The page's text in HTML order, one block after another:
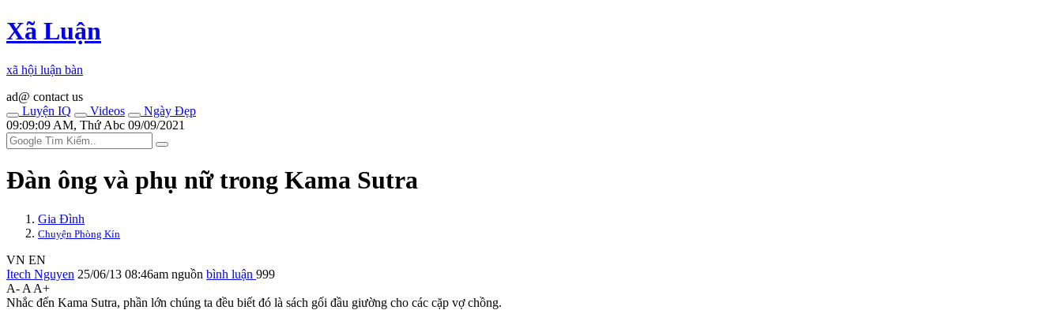
Xã Luận
xã hội luận bàn
ad@ contact us
Luyện IQ
Videos
Ngày Đẹp
09:09:09 AM, Thứ Abc 09/09/2021
Đàn ông và phụ nữ trong Kama Sutra
Gia Đình
Chuyện Phòng Kín
VN EN
Itech Nguyen 25/06/13 08:46am nguồn bình luận 999
A- A A+
Nhắc đến Kama Sutra, phần lớn chúng ta đều biết đó là sách gối đầu giường cho các cặp vợ chồng.